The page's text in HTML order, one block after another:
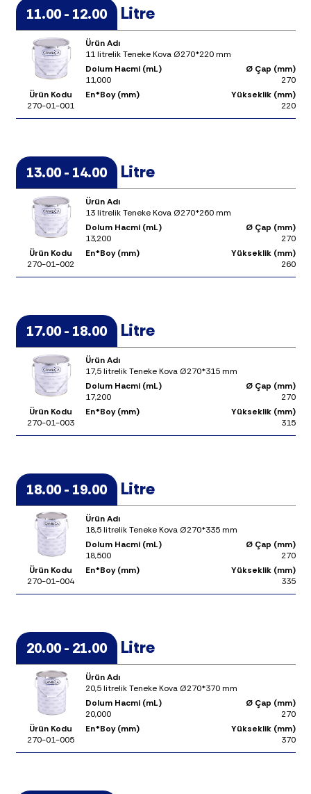
11.00 - 12.00 Litre
Ürün Adı
11 litrelik Teneke Kova Ø270*220 mm
Dolum Hacmi (mL)
11,000
Ø Çap (mm)
270
Ürün Kodu
270-01-001
En*Boy (mm)
Yükseklik (mm)
220
13.00 - 14.00 Litre
Ürün Adı
13 litrelik Teneke Kova Ø270*260 mm
Dolum Hacmi (mL)
13,200
Ø Çap (mm)
270
Ürün Kodu
270-01-002
En*Boy (mm)
Yükseklik (mm)
260
17.00 - 18.00 Litre
Ürün Adı
17,5 litrelik Teneke Kova Ø270*315 mm
Dolum Hacmi (mL)
17,200
Ø Çap (mm)
270
Ürün Kodu
270-01-003
En*Boy (mm)
Yükseklik (mm)
315
18.00 - 19.00 Litre
Ürün Adı
18,5 litrelik Teneke Kova Ø270*335 mm
Dolum Hacmi (mL)
18,500
Ø Çap (mm)
270
Ürün Kodu
270-01-004
En*Boy (mm)
Yükseklik (mm)
335
20.00 - 21.00 Litre
Ürün Adı
20,5 litrelik Teneke Kova Ø270*370 mm
Dolum Hacmi (mL)
20,000
Ø Çap (mm)
270
Ürün Kodu
270-01-005
En*Boy (mm)
Yükseklik (mm)
370